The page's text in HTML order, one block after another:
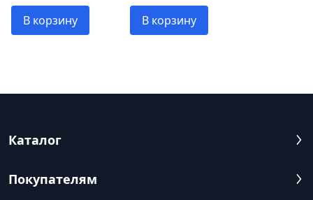
В корзину В корзину
Каталог
Покупателям